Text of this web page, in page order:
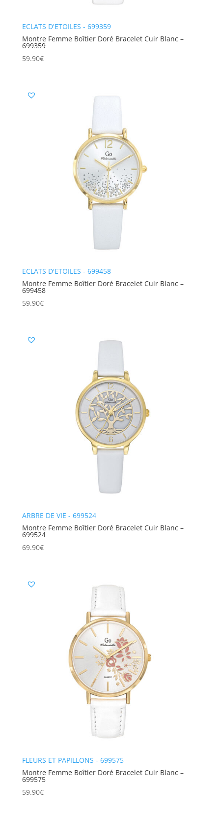
ECLATS D'ETOILES - 699359
Montre Femme Boîtier Doré Bracelet Cuir Blanc –
699359
59.90€
ECLATS D'ETOILES - 699458
Montre Femme Boîtier Doré Bracelet Cuir Blanc –
699458
59.90€
ARBRE DE VIE - 699524
Montre Femme Boîtier Doré Bracelet Cuir Blanc –
699524
69.90€
FLEURS ET PAPILLONS - 699575
Montre Femme Boîtier Doré Bracelet Cuir Blanc –
699575
59.90€